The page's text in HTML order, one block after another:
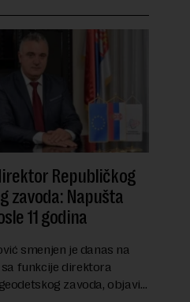
Republičkog
zavoda: Napušta
11 godina
smenjen je danas na
sa funkcije direktora
zavoda, objavio